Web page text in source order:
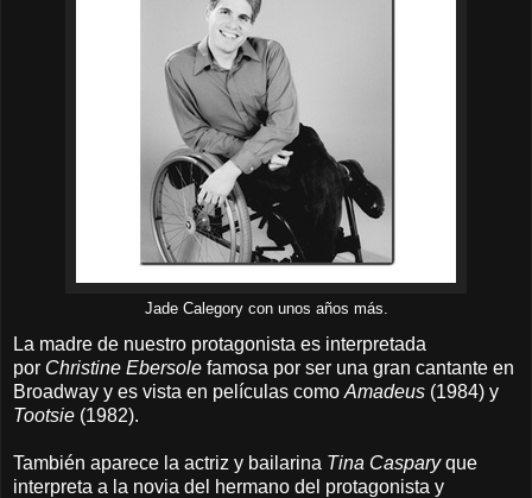
Jade Calegory con unos años más.
La madre de nuestro protagonista es interpretada
por Christine Ebersole famosa por ser una gran cantante en
Broadway y es vista en películas como Amadeus (1984) y
Tootsie (1982).
También aparece la actriz y bailarina Tina Casparyque
interpreta a la novia del hermano del protagonista y